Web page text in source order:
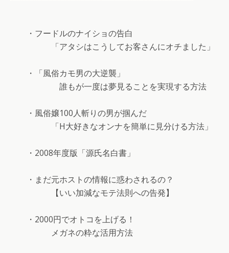
・フードルのナイショの告白
「アタシはこうしてお客さんにオチました」
・「風俗カモ男の大逆襲」
誰もが一度は夢見ることを実現する方法
・風俗嬢100人斬りの男が掴んだ
「H大好きなオンナを簡単に見分ける方法」
・2008年度版「源氏名白書」
・まだ元ホストの情報に惑わされるの？
【いい加減なモテ法則への告発】
・2000円でオトコを上げる！
メガネの粋な活用方法